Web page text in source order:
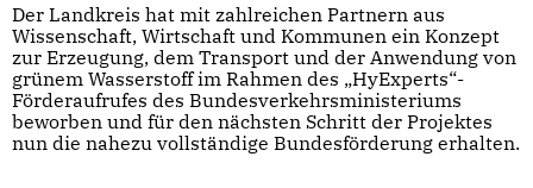
Der Landkreis hat mit zahlreichen Partnern aus
Wissenschaft, Wirtschaft und Kommunen ein Konzept
zur Erzeugung, dem Transport und der Anwendung von
grünem Wasserstoff im Rahmen des „HyExperts“-
Förderaufrufes des Bundesverkehrsministeriums
beworben und für den nächsten Schritt der Projektes
nun die nahezu vollständige Bundesförderung erhalten.